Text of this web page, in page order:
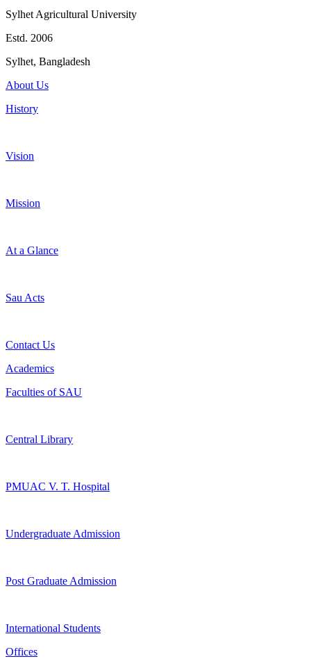
Sylhet Agricultural University
Estd. 2006
Sylhet, Bangladesh
About Us
History
Vision
Mission
At a Glance
Sau Acts
Contact Us
Academics
Faculties of SAU
Central Library
PMUAC V. T. Hospital
Undergraduate Admission
Post Graduate Admission
International Students
Offices